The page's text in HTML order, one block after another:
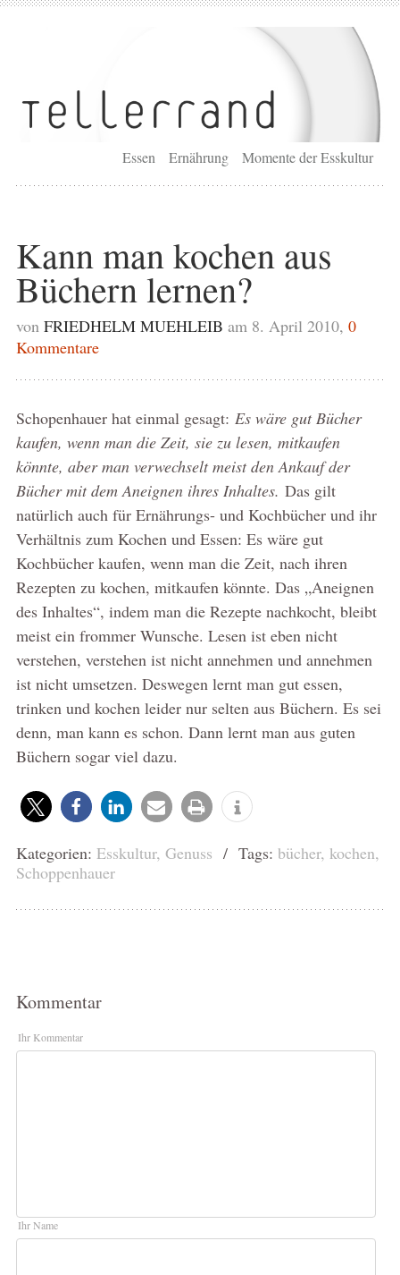
Essen Ernährung Momente der Esskultur
Kann man kochen aus
Büchern lernen?
von FRIEDHELM MUEHLEIB am 8. April 2010, 0
Kommentare
Schopenhauer hat einmal gesagt: Es wäre gut Bücher
kaufen, wenn man die Zeit, sie zu lesen, mitkaufen
könnte, aber man verwechselt meist den Ankauf der
Bücher mit dem Aneignen ihres Inhaltes. Das gilt
natürlich auch für Ernährungs- und Kochbücher und ihr
Verhältnis zum Kochen und Essen: Es wäre gut
Kochbücher kaufen, wenn man die Zeit, nach ihren
Rezepten zu kochen, mitkaufen könnte. Das „Aneignen
des Inhaltes“, indem man die Rezepte nachkocht, bleibt
meist ein frommer Wunsche. Lesen ist eben nicht
verstehen, verstehen ist nicht annehmen und annehmen
ist nicht umsetzen. Deswegen lernt man gut essen,
trinken und kochen leider nur selten aus Büchern. Es sei
denn, man kann es schon. Dann lernt man aus guten
Büchern sogar viel dazu.
Kategorien: Esskultur, Genuss / Tags: bücher, kochen,
Schoppenhauer
Kommentar
Ihr Kommentar
Ihr Name